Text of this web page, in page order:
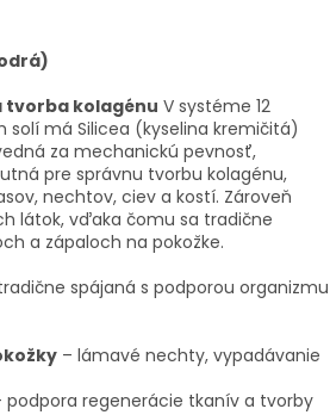
tvorba kolagénu V systéme 12
solí má Silicea (kyselina kremičitá)
za mechanickú pevnosť,
pre správnu tvorbu kolagénu,
nechtov, ciev a kostí. Zároveň
látok, vďaka čomu sa tradične
a zápaloch na pokožke.
spájaná s podporou organizmu
– lámavé nechty, vypadávanie
podpora regenerácie tkanív a tvorby